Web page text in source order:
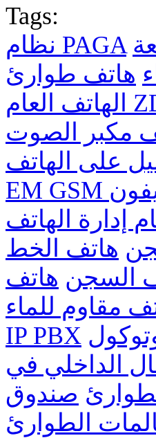
Tags:
نظام PAGA
هاتف طوارئ
على الهاتف
إدارة الهاتف
هاتف الخط
السجن هاتف
مقاوم للماء
IP PBX
الداخلي في
صندوق
الطوارئ